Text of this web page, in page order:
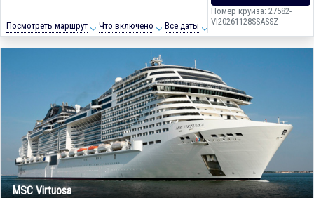
Посмотреть маршрут Что включено Все даты
Номер круиза: 27582-
VI20261128SSASSZ
MSC Virtuosa